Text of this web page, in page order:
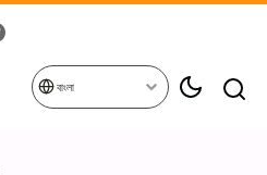
বাংলা